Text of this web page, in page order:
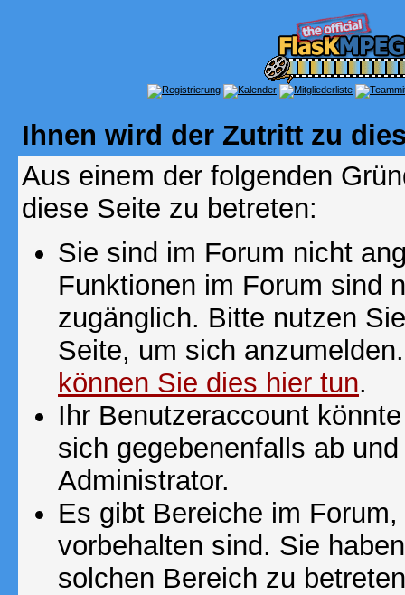
Ihnen wird der Zutritt zu
Aus einem der folgenden
diese Seite zu betreten:
Sie sind im Forum nicht
Funktionen im Forum sind
zugänglich. Bitte nutzen
Seite, um sich
können Sie dies hier tun.
Ihr Benutzeraccount
sich gegebenenfalls ab
Administrator.
Es gibt Bereiche im
vorbehalten sind. Sie
solchen Bereich zu